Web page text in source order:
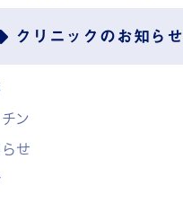
クリニックのお知らせ
ン
せ